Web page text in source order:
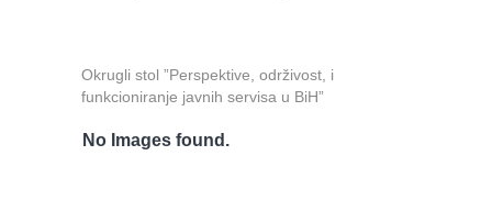
Okrugli stol ”Perspektive, održivost, i
funkcioniranje javnih servisa u BiH”
No Images found.